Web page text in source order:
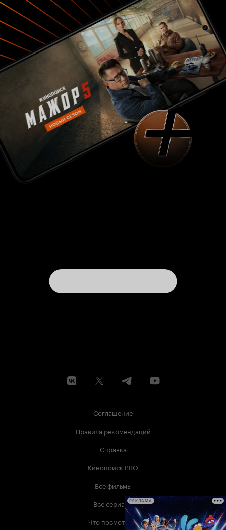
Соглашение
Правила рекомендаций
Справка
Кинопоиск PRO
Все фильмы
Все сериалы
Что посмотреть
РЕКЛАМА